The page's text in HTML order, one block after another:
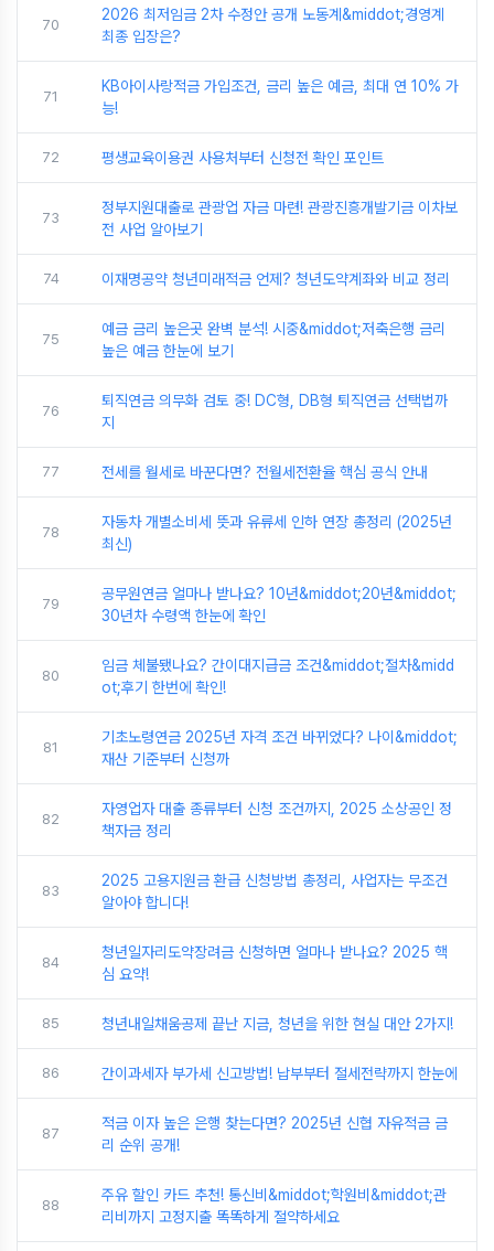
70
2026 최저임금 2차 수정안 공개 노동계&middot;경영계
최종 입장은?
71
KB아이사랑적금 가입조건, 금리 높은 예금, 최대 연 10% 가
능!
72 평생교육이용권 사용처부터 신청전 확인 포인트
73
정부지원대출로 관광업 자금 마련! 관광진흥개발기금 이차보
전 사업 알아보기
74 이재명공약 청년미래적금 언제? 청년도약계좌와 비교 정리
75
예금 금리 높은곳 완벽 분석! 시중&middot;저축은행 금리
높은 예금 한눈에 보기
76
퇴직연금 의무화 검토 중! DC형, DB형 퇴직연금 선택법까
지
77 전세를 월세로 바꾼다면? 전월세전환율 핵심 공식 안내
78
자동차 개별소비세 뜻과 유류세 인하 연장 총정리 (2025년
최신)
79
공무원연금 얼마나 받나요? 10년&middot;20년&middot;
30년차 수령액 한눈에 확인
80
임금 체불됐나요? 간이대지급금 조건&middot;절차&midd
ot;후기 한번에 확인!
81
기초노령연금 2025년 자격 조건 바뀌었다? 나이&middot;
재산 기준부터 신청까
82
자영업자 대출 종류부터 신청 조건까지, 2025 소상공인 정
책자금 정리
83
2025 고용지원금 환급 신청방법 총정리, 사업자는 무조건
알아야 합니다!
84
청년일자리도약장려금 신청하면 얼마나 받나요? 2025 핵
심 요약!
85 청년내일채움공제 끝난 지금, 청년을 위한 현실 대안 2가지!
86 간이과세자 부가세 신고방법! 납부부터 절세전략까지 한눈에
87
적금 이자 높은 은행 찾는다면? 2025년 신협 자유적금 금
리 순위 공개!
88
주유 할인 카드 추천! 통신비&middot;학원비&middot;관
리비까지 고정지출 똑똑하게 절약하세요